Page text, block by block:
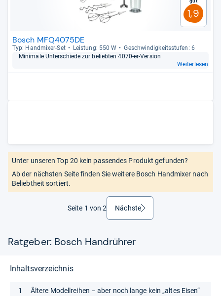
1,9
Bosch MFQ4075DE
Typ: Hand­mi­xer-​Set Leis­tung: 550 W
Geschwin­dig­keits­stu­fen: 6
Mini­male Unter­schiede zur belieb­ten 4070-​er-​Ver­sion
Weiterlesen
Unter unseren Top 20 kein passendes Produkt gefunden?
Ab der nächsten Seite finden Sie weitere Bosch Handmixer nach
Beliebtheit sortiert.
Seite 1 von 2 Nächsteweiter
Ratgeber: Bosch Handrührer
Inhaltsverzeichnis
Ältere Modellreihen – aber noch lange kein „altes Eisen“